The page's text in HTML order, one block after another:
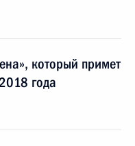
который примет
года